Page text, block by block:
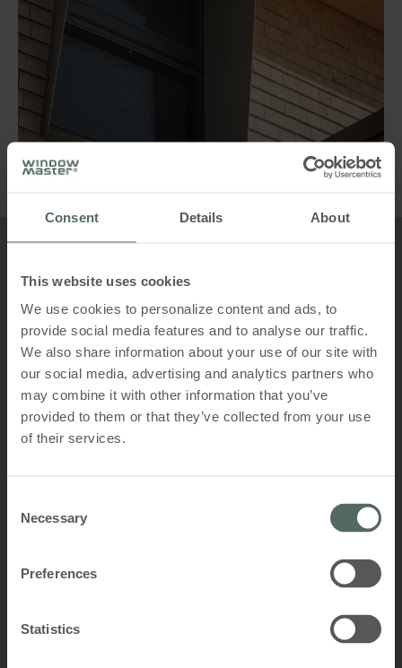
Consent Details About
This website uses cookies
We use cookies to personalize content and ads, to
provide social media features and to analyse our traffic.
We also share information about your use of our site with
our social media, advertising and analytics partners who
may combine it with other information that you’ve
provided to them or that they’ve collected from your use
of their services.
Selection
Necessary
Preferences
Statistics
Top 5 fordele
Intelligente vinduesmotorer med
MotorLink®
Få tæt på lydløs drift af
vinduesmotoren med MotorLink®-
aktiveret TrueSpeed™
feedback i realtid vedrørende åbninger
Synkroniserede, dynamiske facader
tværs af flere motorer til åbning og
lukning på de mest avancerede og